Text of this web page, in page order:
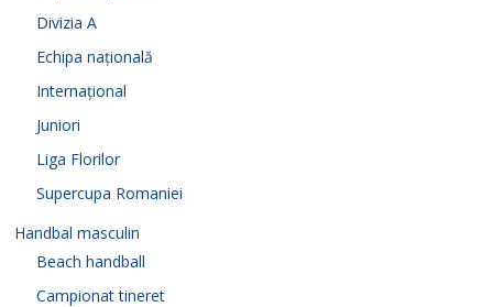
Divizia A
Echipa națională
Internațional
Juniori
Liga Florilor
Supercupa Romaniei
Handbal masculin
Beach handball
Campionat tineret